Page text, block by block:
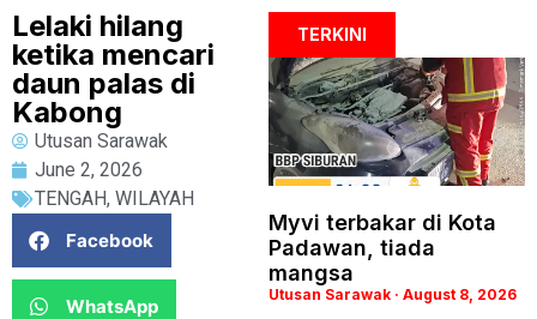
Lelaki hilang
ketika mencari
daun palas di
Kabong
Utusan Sarawak
June 2, 2026
TENGAH, WILAYAH
Facebook
WhatsApp
TERKINI
Myvi terbakar di Kota
Padawan, tiada
mangsa
Utusan Sarawak August 8, 2026